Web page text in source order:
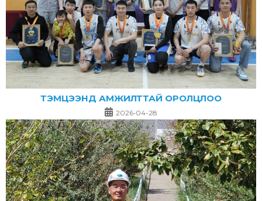
ТЭМЦЭЭНД АМЖИЛТТАЙ ОРОЛЦЛОО
2026-04-28